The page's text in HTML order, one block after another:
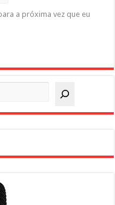
a próxima vez que eu